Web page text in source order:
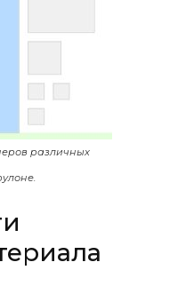
различных